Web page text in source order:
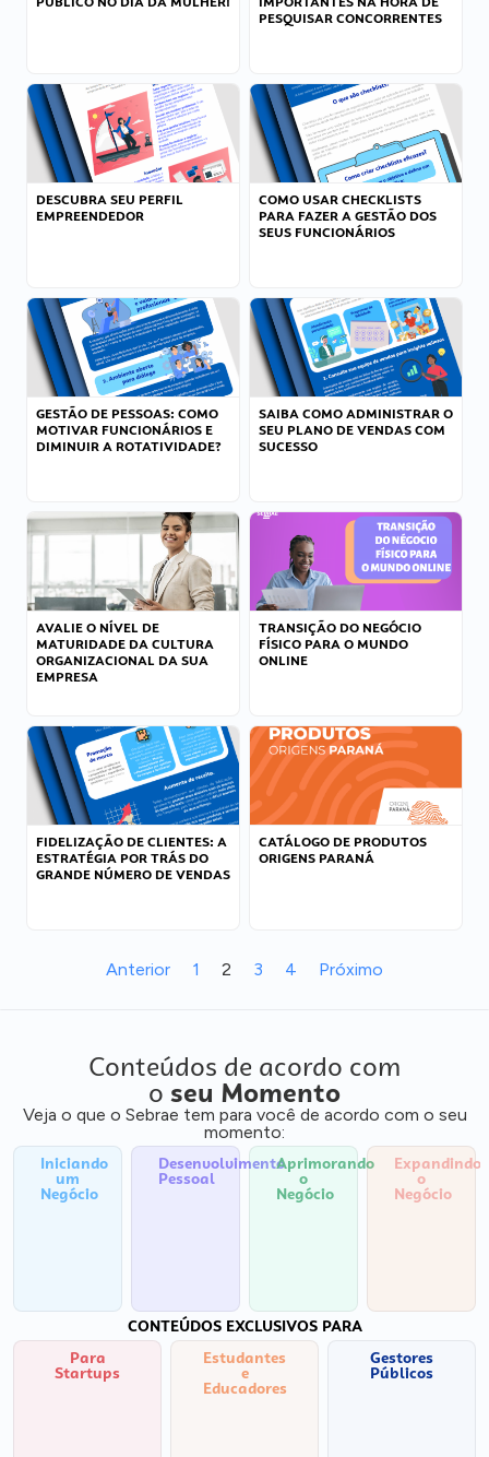
PESQUISAR CONCORRENTES
DESCUBRA SEU PERFIL
EMPREENDEDOR
COMO USAR CHECKLISTS
PARA FAZER A GESTÃO DOS
SEUS FUNCIONÁRIOS
GESTÃO DE PESSOAS: COMO
MOTIVAR FUNCIONÁRIOS E
DIMINUIR A ROTATIVIDADE?
SAIBA COMO ADMINISTRAR O
SEU PLANO DE VENDAS COM
SUCESSO
AVALIE O NÍVEL DE
MATURIDADE DA CULTURA
ORGANIZACIONAL DA SUA
EMPRESA
TRANSIÇÃO DO NEGÓCIO
FÍSICO PARA O MUNDO
ONLINE
FIDELIZAÇÃO DE CLIENTES: A
ESTRATÉGIA POR TRÁS DO
GRANDE NÚMERO DE VENDAS
CATÁLOGO DE PRODUTOS
ORIGENS PARANÁ
Anterior 1 2 3 4 Próximo
Conteúdos de acordo com
o seu Momento
Veja o que o Sebrae tem para você de acordo com o seu
momento:
Iniciando
um
Negócio
Desenvolvimento
Pessoal
Aprimorando
o
Negócio
Expandindo
o
Negócio
CONTEÚDOS EXCLUSIVOS PARA
Para
Startups
Estudantes
e
Educadores
Gestores
Públicos